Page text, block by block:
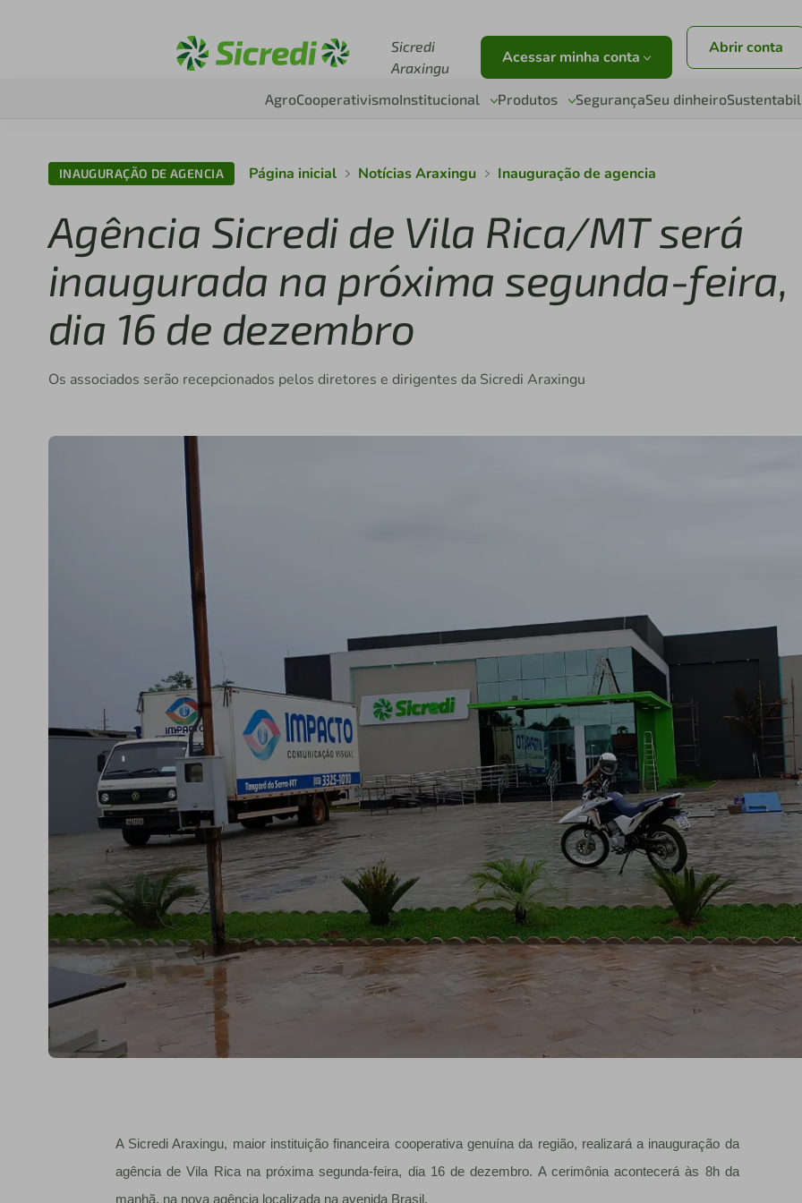
Sicredi
Araxingu
Acessar minha conta Abrir conta
AgroCooperativismoInstitucional Produtos SegurançaSeu dinheiro
INAUGURAÇÃO DE AGENCIA Página inicial Notícias Araxingu Inauguração de agencia
Agência Sicredi de Vila Rica/MT será
inaugurada na próxima segunda-feira,
dia 16 de dezembro
Os associados serão recepcionados pelos diretores e dirigentes da Sicredi Araxingu
A Sicredi Araxingu, maior instituição financeira cooperativa genuína da região, realizará a inauguração da
agência de Vila Rica na próxima segunda-feira, dia 16 de dezembro. A cerimônia acontecerá às 8h da
manhã, na nova agência localizada na avenida Brasil.